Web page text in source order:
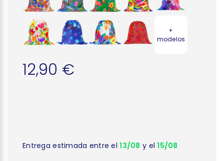
+
modelos
12,90 €
Entrega estimada entre el13/08 y el15/08